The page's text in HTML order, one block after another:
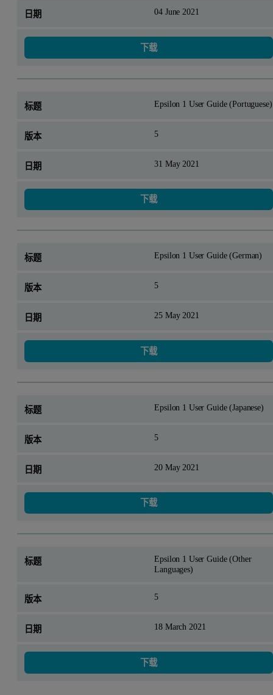
04 June 2021
下载
Epsilon 1 User Guide (Portuguese)
5
31 May 2021
下载
Epsilon 1 User Guide (German)
5
25 May 2021
下载
Epsilon 1 User Guide (Japanese)
5
20 May 2021
下载
Epsilon 1 User Guide (Other
Languages)
5
18 March 2021
下载